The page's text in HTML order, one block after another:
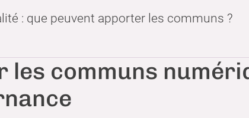
: que peuvent apporter les communs ?
les communs